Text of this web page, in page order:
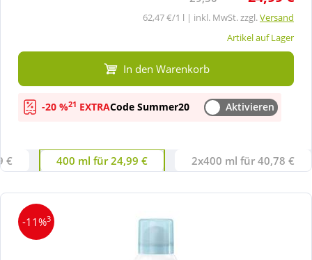
62,47 €/1 l | inkl. MwSt. zzgl.Versand
Artikel auf Lager
In den Warenkorb
-20 %21 EXTRACode Summer20 Aktivieren
€ 400 ml für 24,99 € 2x400 ml für 40,78 €
-11%3